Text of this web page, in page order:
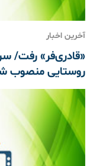
آخرین اخبار
«قادری‌فر» رفت/
روستایی منصوب